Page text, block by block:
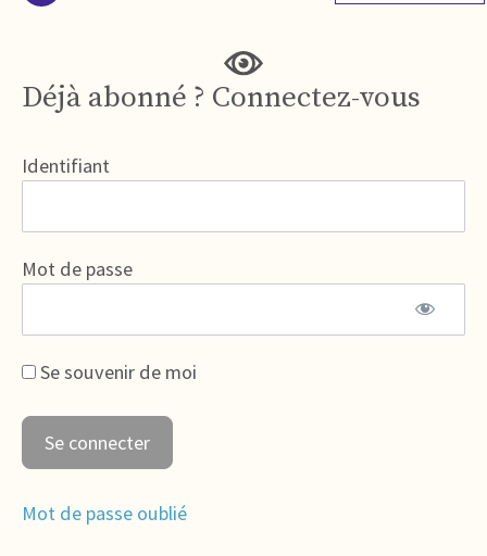
Déjà abonné ? Connectez-vous
Identifiant
Mot de passe
Se souvenir de moi
Mot de passe oublié